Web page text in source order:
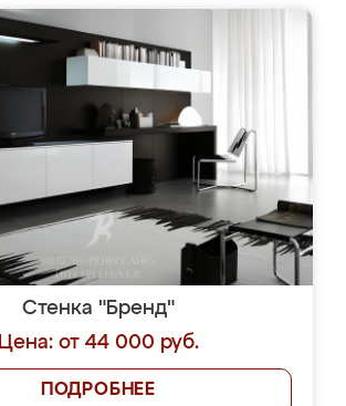
Стенка "Бренд"
Цена: от 44 000 руб.
ПОДРОБНЕЕ